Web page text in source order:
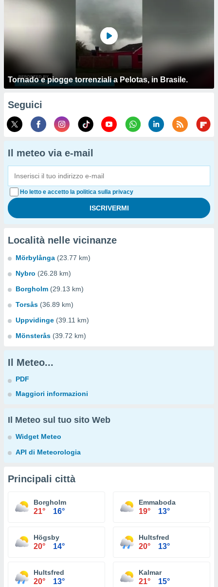
Tornado e piogge torrenziali a Pelotas, in Brasile.
Seguici
Il meteo via e-mail
Ho letto e accetto la politica sulla privacy
Località nelle vicinanze
Mörbylånga (23.77 km)
Nybro (26.28 km)
Borgholm (29.13 km)
Torsås (36.89 km)
Uppvidinge (39.11 km)
Mönsterås (39.72 km)
Il Meteo...
PDF
Maggiori informazioni
Il Meteo sul tuo sito Web
Widget Meteo
API di Meteorologia
Principali città
Borgholm
21° 16°
Emmaboda
19° 13°
Högsby
20° 14°
Hultsfred
20° 13°
Hultsfred
20° 13°
Kalmar
21° 15°